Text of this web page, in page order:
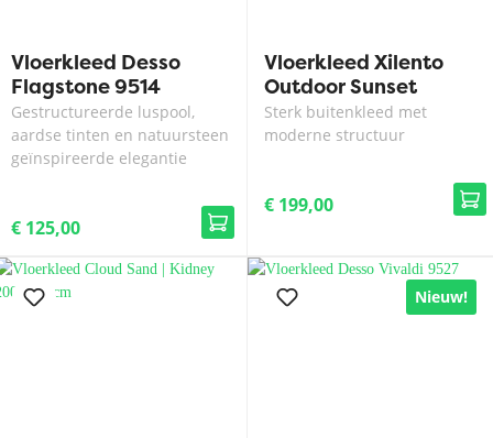
Vloerkleed Desso
Flagstone 9514
Gestructureerde luspool,
aardse tinten en natuursteen
geïnspireerde elegantie
€ 125,00
Vloerkleed Xilento
Outdoor Sunset
Weave Beige |
200x300 cm
Sterk buitenkleed met
moderne structuur
€ 199,00
Nieuw!